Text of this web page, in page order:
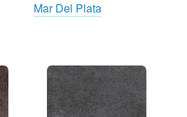
Mar Del Plata